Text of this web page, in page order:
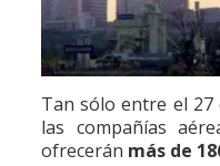
Tan sólo entre el
las compañías
ofrecerán más de